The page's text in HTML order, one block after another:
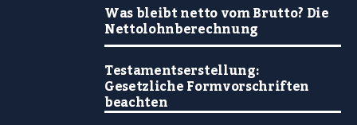
Was bleibt netto vom Brutto? Die
Nettolohnberechnung
Testamentserstellung:
Gesetzliche Formvorschriften
beachten